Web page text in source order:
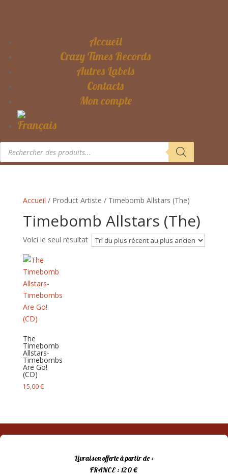
Accueil
Crazy Times Records
Autres Labels
Contacts
Mon compte
Recherche
produits
Accueil / Product Artiste / Timebomb Allstars (The)
Timebomb Allstars (The)
Voici le seul résultat
The
Timebomb
Allstars-
Timebombs
Are Go!
(CD)
15,00€
Livraison offerte à partir de :
FRANCE : 120 €